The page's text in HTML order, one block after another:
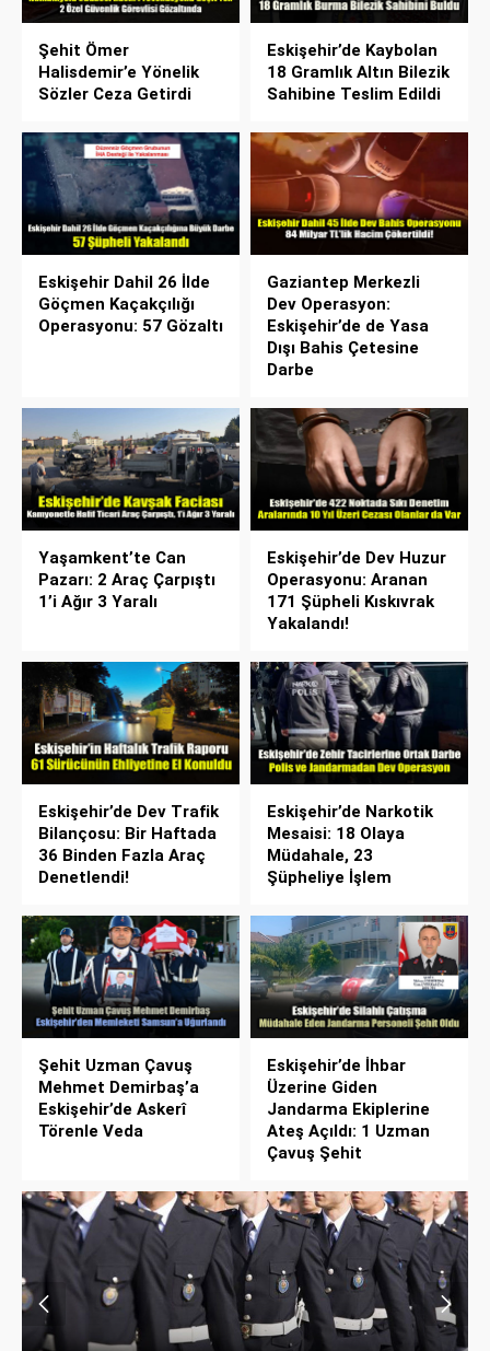
Şehit Ömer
Halisdemir’e Yönelik
Sözler Ceza Getirdi
Eskişehir’de Kaybolan
18 Gramlık Altın Bilezik
Sahibine Teslim Edildi
Eskişehir Dahil 26 İlde
Göçmen Kaçakçılığı
Operasyonu: 57 Gözaltı
Gaziantep Merkezli
Dev Operasyon:
Eskişehir’de de Yasa
Dışı Bahis Çetesine
Darbe
Yaşamkent’te Can
Pazarı: 2 Araç Çarpıştı
1’i Ağır 3 Yaralı
Eskişehir’de Dev Huzur
Operasyonu: Aranan
171 Şüpheli Kıskıvrak
Yakalandı!
Eskişehir’de Dev Trafik
Bilançosu: Bir Haftada
36 Binden Fazla Araç
Denetlendi!
Eskişehir’de Narkotik
Mesaisi: 18 Olaya
Müdahale, 23
Şüpheliye İşlem
Şehit Uzman Çavuş
Mehmet Demirbaş’a
Eskişehir’de Askerî
Törenle Veda
Eskişehir’de İhbar
Üzerine Giden
Jandarma Ekiplerine
Ateş Açıldı: 1 Uzman
Çavuş Şehit